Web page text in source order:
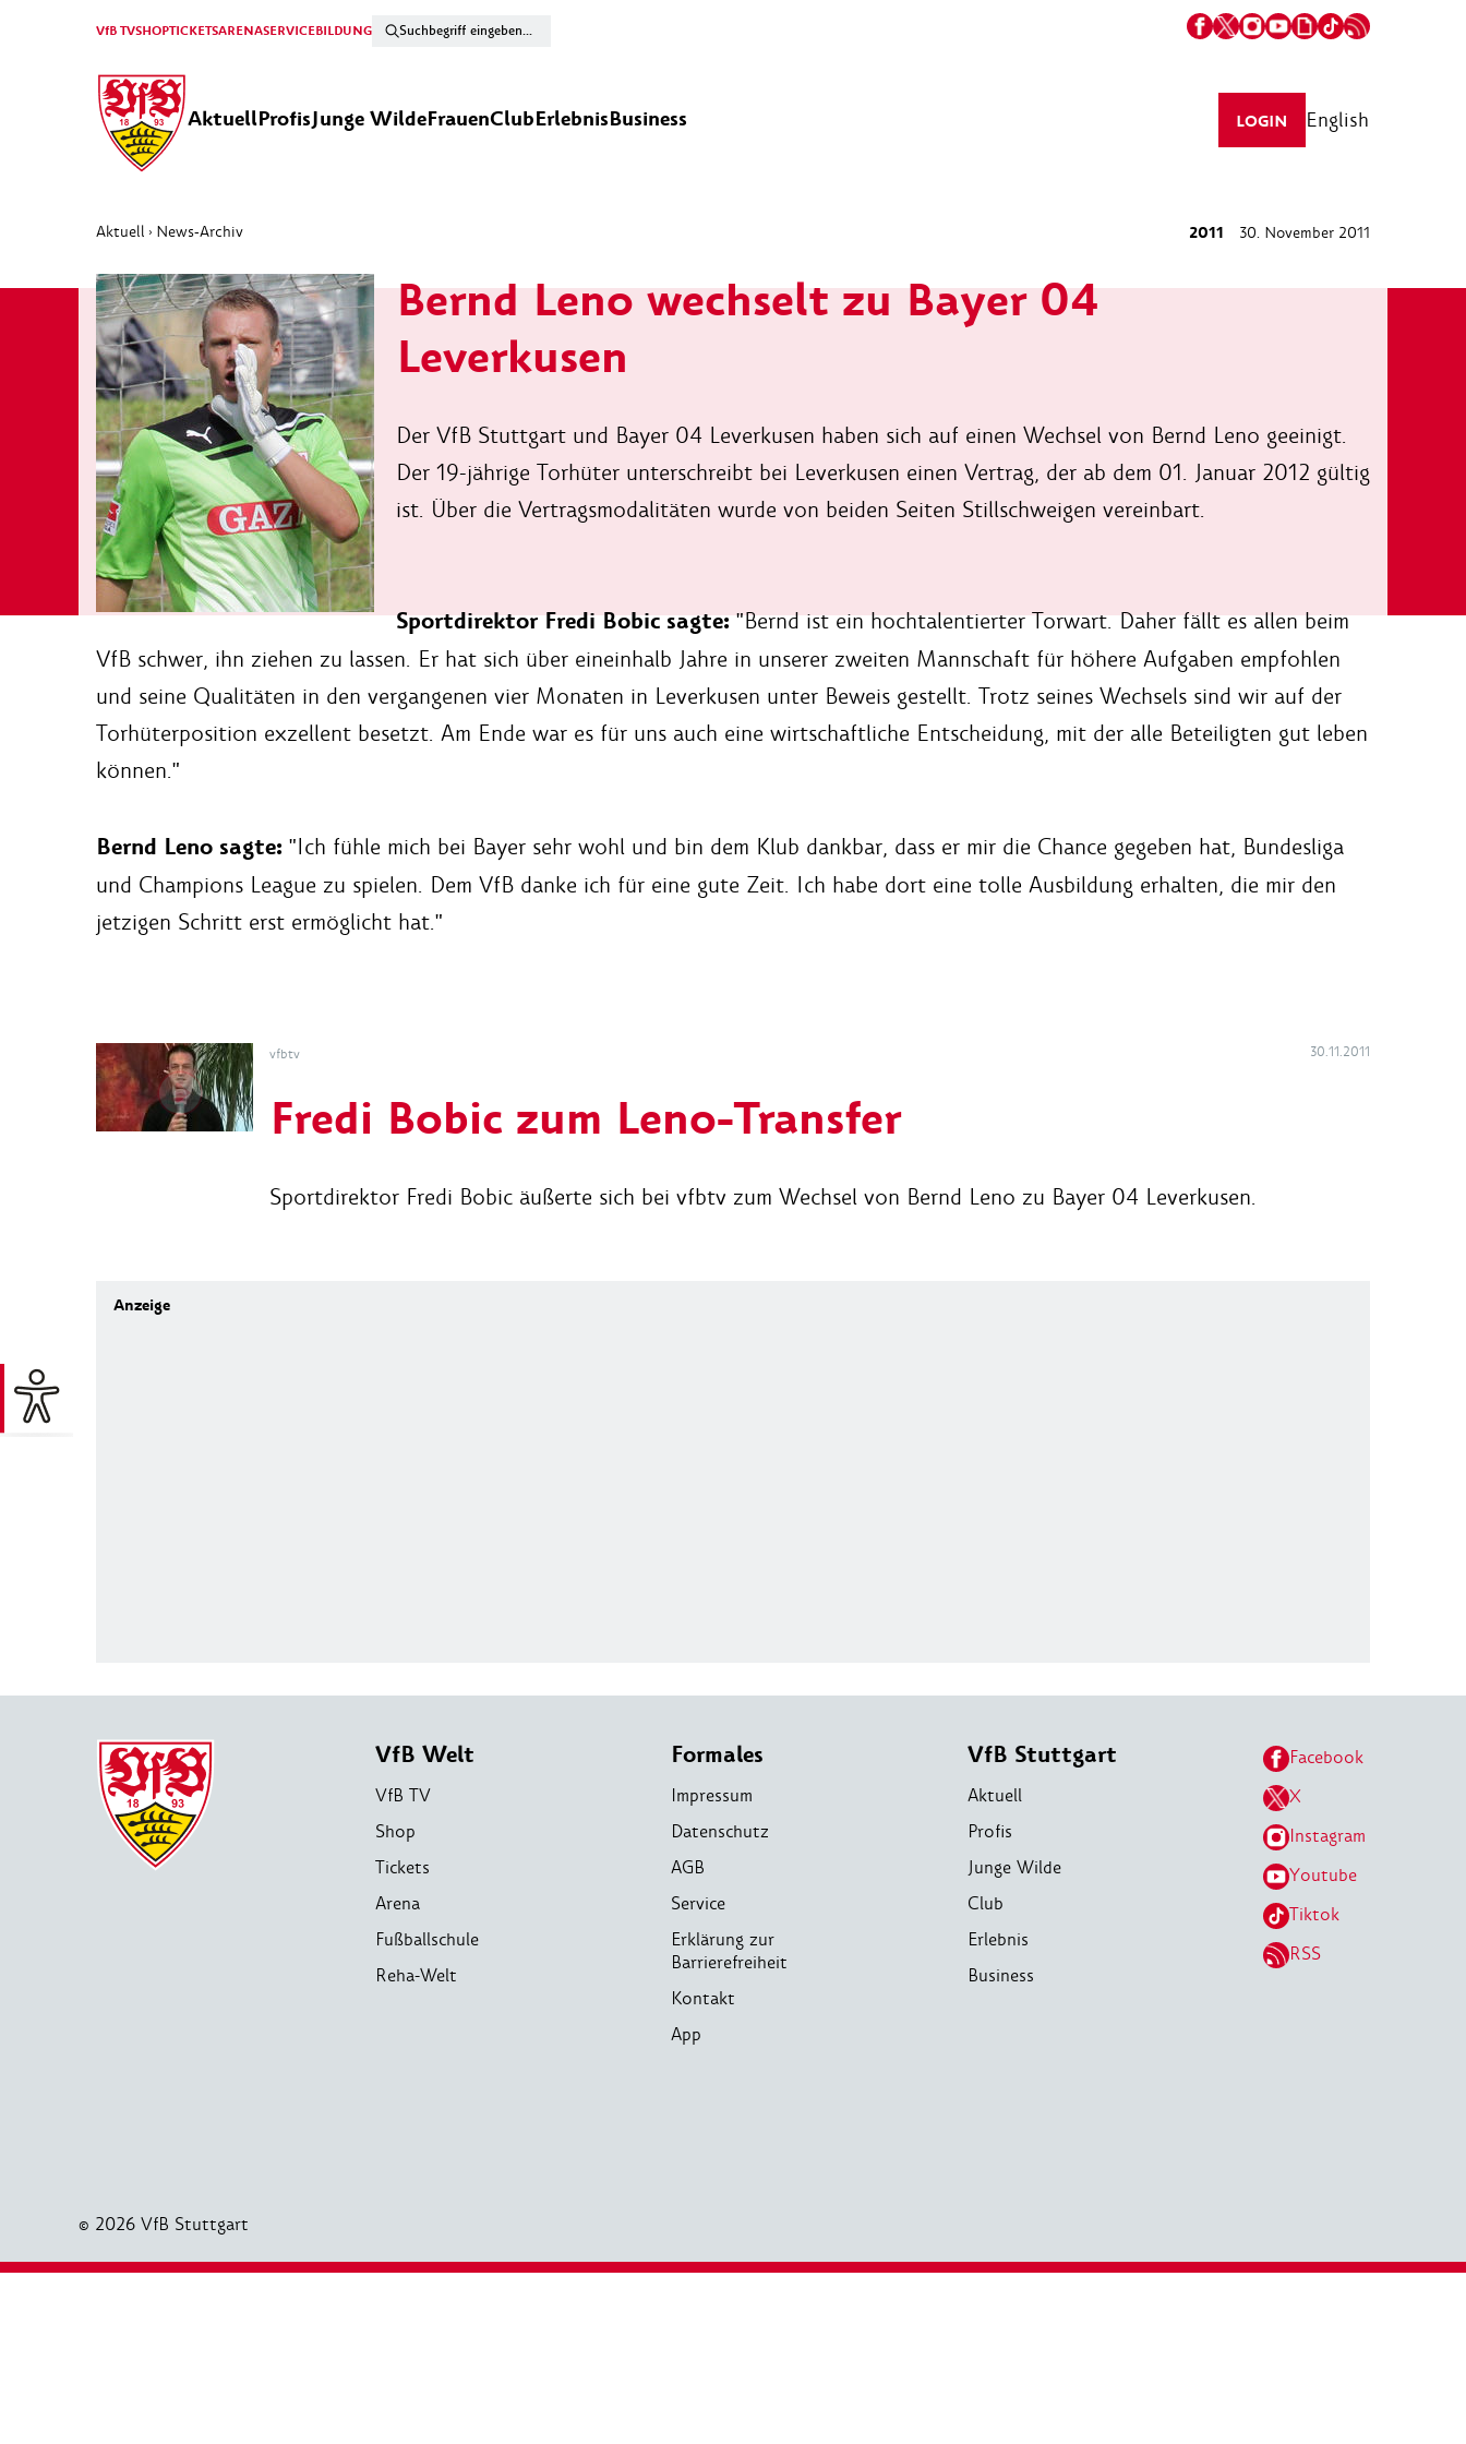
VfB TVSHOPTICKETSARENASERVICEBILDUNG
AktuellProfisJunge WildeFrauenClubErlebnisBusiness LOGIN English
Aktuell › News-Archiv 2011 30. November 2011
Bernd Leno wechselt zu Bayer 04
Leverkusen
Der VfB Stuttgart und Bayer 04 Leverkusen haben sich auf einen Wechsel von Bernd Leno geeinigt.
Der 19-jährige Torhüter unterschreibt bei Leverkusen einen Vertrag, der ab dem 01. Januar 2012 gültig
ist. Über die Vertragsmodalitäten wurde von beiden Seiten Stillschweigen vereinbart.
Sportdirektor Fredi Bobic sagte:"Bernd ist ein hochtalentierter Torwart. Daher fällt es allen beim
VfB schwer, ihn ziehen zu lassen. Er hat sich über eineinhalb Jahre in unserer zweiten Mannschaft für höhere Aufgaben empfohlen
und seine Qualitäten in den vergangenen vier Monaten in Leverkusen unter Beweis gestellt. Trotz seines Wechsels sind wir auf der
Torhüterposition exzellent besetzt. Am Ende war es für uns auch eine wirtschaftliche Entscheidung, mit der alle Beteiligten gut leben
können."
Bernd Leno sagte: "Ich fühle mich bei Bayer sehr wohl und bin dem Klub dankbar, dass er mir die Chance gegeben hat, Bundesliga
und Champions League zu spielen. Dem VfB danke ich für eine gute Zeit. Ich habe dort eine tolle Ausbildung erhalten, die mir den
jetzigen Schritt erst ermöglicht hat."
vfbtv 30.11.2011
Fredi Bobic zum Leno-Transfer
Sportdirektor Fredi Bobic äußerte sich bei vfbtv zum Wechsel von Bernd Leno zu Bayer 04 Leverkusen.
VfB Welt
VfB TV
Shop
Tickets
Arena
Fußballschule
Reha-Welt
Formales
Impressum
Datenschutz
AGB
Service
Erklärung zur
Barrierefreiheit
Kontakt
App
VfB Stuttgart
Aktuell
Profis
Junge Wilde
Club
Erlebnis
Business
Facebook
X
Instagram
Youtube
Tiktok
RSS
© 2026 VfB Stuttgart